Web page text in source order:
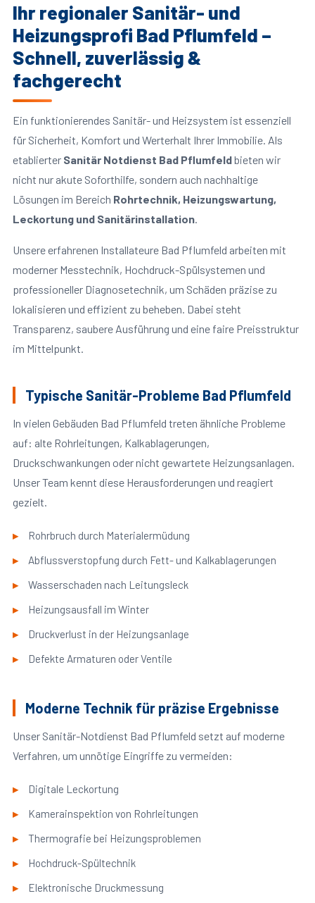
Ihr regionaler Sanitär- und
Heizungsprofi Bad Pflumfeld –
Schnell, zuverlässig &
fachgerecht
Ein funktionierendes Sanitär- und Heizsystem ist essenziell
für Sicherheit, Komfort und Werterhalt Ihrer Immobilie. Als
etablierter Sanitär Notdienst Bad Pflumfeldbieten wir
nicht nur akute Soforthilfe, sondern auch nachhaltige
Lösungen im Bereich Rohrtechnik, Heizungswartung,
Leckortung und Sanitärinstallation.
Unsere erfahrenen Installateure Bad Pflumfeld arbeiten mit
moderner Messtechnik, Hochdruck-Spülsystemen und
professioneller Diagnosetechnik, um Schäden präzise zu
lokalisieren und effizient zu beheben. Dabei steht
Transparenz, saubere Ausführung und eine faire Preisstruktur
im Mittelpunkt.
Typische Sanitär-Probleme Bad Pflumfeld
In vielen Gebäuden Bad Pflumfeld treten ähnliche Probleme
auf: alte Rohrleitungen, Kalkablagerungen,
Druckschwankungen oder nicht gewartete Heizungsanlagen.
Unser Team kennt diese Herausforderungen und reagiert
gezielt.
Rohrbruch durch Materialermüdung
Abflussverstopfung durch Fett- und Kalkablagerungen
Wasserschaden nach Leitungsleck
Heizungsausfall im Winter
Druckverlust in der Heizungsanlage
Defekte Armaturen oder Ventile
Moderne Technik für präzise Ergebnisse
Unser Sanitär-Notdienst Bad Pflumfeld setzt auf moderne
Verfahren, um unnötige Eingriffe zu vermeiden:
Digitale Leckortung
Kamerainspektion von Rohrleitungen
Thermografie bei Heizungsproblemen
Hochdruck-Spültechnik
Elektronische Druckmessung